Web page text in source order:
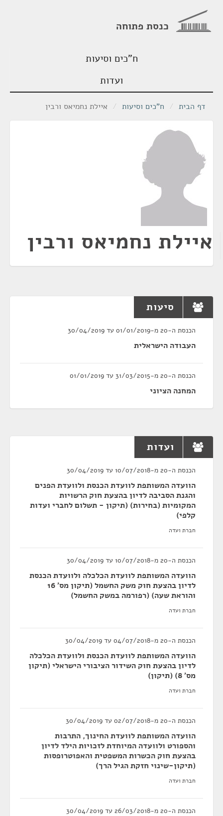
כנסת פתוחה
ח"כים וסיעות
ועדות
דף הבית / ח"כים וסיעות / איילת נחמיאס ורבין
איילת נחמיאס ורבין
סיעות
הכנסת ה-20 מ-01/01/2019 עד 30/04/2019
העבודה הישראלית
הכנסת ה-20 מ-31/03/2015 עד 01/01/2019
המחנה הציוני
ועדות
הכנסת ה-20 מ-10/07/2018 עד 30/04/2019
הוועדה המשותפת לוועדת הכנסת ולוועדת הפנים
והגנת הסביבה לדיון בהצעת חוק הרשויות
המקומיות (בחירות) (תיקון - תשלום לחברי ועדות
קלפי)
חברת ועדה
הכנסת ה-20 מ-10/07/2018 עד 30/04/2019
הוועדה המשותפת לוועדת הכלכלה ולוועדת הכנסת
לדיון בהצעת חוק משק החשמל (תיקון מס' 16
והוראת שעה) (רפורמה במשק החשמל)
חברת ועדה
הכנסת ה-20 מ-04/07/2018 עד 30/04/2019
הוועדה המשותפת לוועדת הכנסת ולוועדת הכלכלה
לדיון בהצעת חוק השידור הציבורי הישראלי (תיקון
מס' 8) (תיקון)
חברת ועדה
הכנסת ה-20 מ-02/07/2018 עד 30/04/2019
הוועדה המשותפת לוועדת החינוך, התרבות
והספורט ולוועדה המיוחדת לזכויות הילד לדיון
בהצעת חוק הכשרות המשפטית והאפוטרופסות
(תיקון-שינוי חזקת הגיל הרך)
חברת ועדה
הכנסת ה-20 מ-26/03/2018 עד 30/04/2019